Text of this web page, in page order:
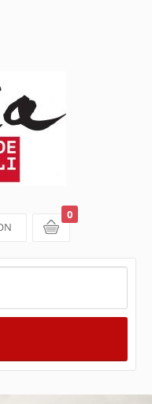
koszyk
0